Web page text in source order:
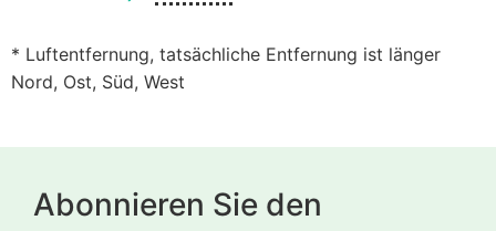
* Luftentfernung, tatsächliche Entfernung ist länger
Nord, Ost, Süd, West
Abonnieren Sie den